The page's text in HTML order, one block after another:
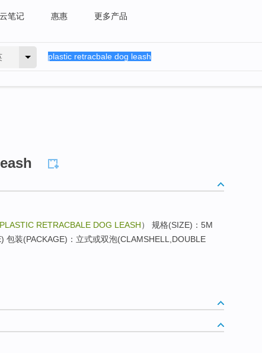
云笔记 惠惠 更多产品
PLASTIC RETRACBALE DOG LEASH） 规格(SIZE)：5M
包装(PACKAGE)：立式或双泡(CLAMSHELL,DOUBLE